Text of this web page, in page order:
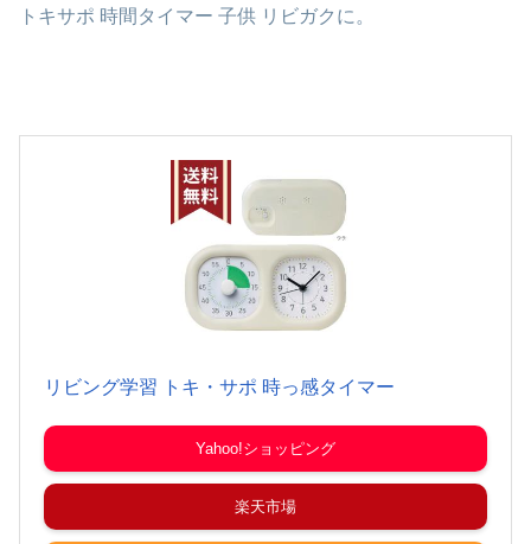
トキサポ 時間タイマー 子供 リビガクに。
リビング学習 トキ・サポ 時っ感タイマー
Yahoo!ショッピング
楽天市場